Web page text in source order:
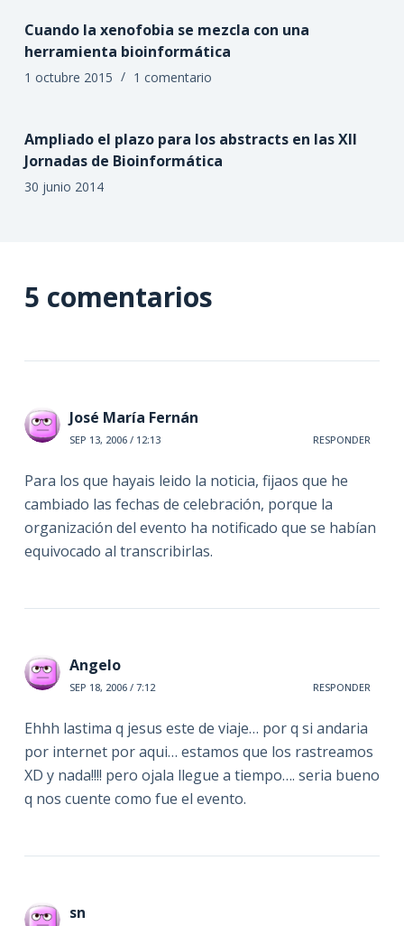
Cuando la xenofobia se mezcla con una
herramienta bioinformática
1 octubre 2015 1 comentario
Ampliado el plazo para los abstracts en las XII
Jornadas de Bioinformática
30 junio 2014
5 comentarios
José María Fernán
SEP 13, 2006 / 12:13 RESPONDER
Para los que hayais leido la noticia, fijaos que he
cambiado las fechas de celebración, porque la
organización del evento ha notificado que se habían
equivocado al transcribirlas.
Angelo
SEP 18, 2006 / 7:12 RESPONDER
Ehhh lastima q jesus este de viaje… por q si andaria
por internet por aqui… estamos que los rastreamos
XD y nada!!!! pero ojala llegue a tiempo…. seria bueno
q nos cuente como fue el evento.
sn